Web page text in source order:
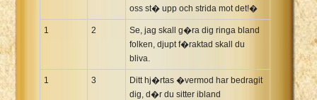
Swahili New Testament
Tagalog John and James
Turkish Bible
oss st� upp och strida mot det!�
1 2
Se, jag skall g�ra dig ringa bland
folken, djupt f�raktad skall du
bliva.
1 3
Ditt hj�rtas �vermod har bedragit
dig, d�r du sitter ibland